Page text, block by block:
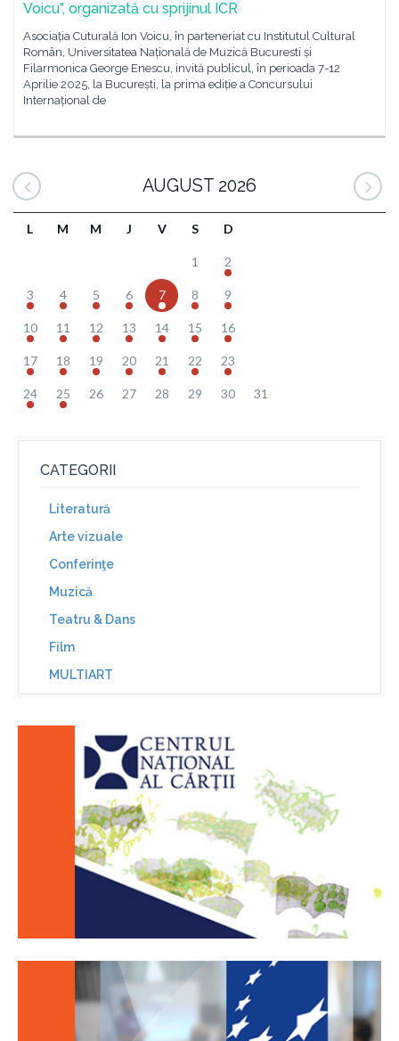
Voicu”, organizată cu sprijinul ICR
Asociația Cuturală Ion Voicu, în parteneriat cu Institutul Cultural
Român, Universitatea Națională de Muzică Bucuresti și
Filarmonica George Enescu, invită publicul, în perioada 7-12
Aprilie 2025, la București, la prima ediție a Concursului
Internațional de
AUGUST 2026
L M M J V S D
1 2
3 4 5 6 7 8 9
10 11 12 13 14 15 16
17 18 19 20 21 22 23
24 25 26 27 28 29 30 31
CATEGORII
Literatură
Arte vizuale
Conferinţe
Muzică
Teatru & Dans
Film
MULTIART